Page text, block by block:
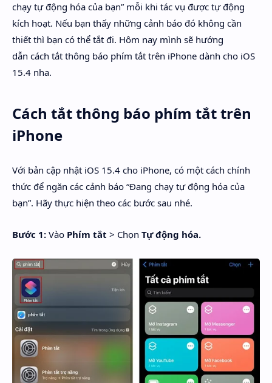
chạy tự động hóa của bạn” mỗi khi tác vụ được tự động
kích hoạt. Nếu bạn thấy những cảnh báo đó không cần
thiết thì bạn có thể tắt đi. Hôm nay mình sẽ hướng
dẫn cách tắt thông báo phím tắt trên iPhone dành cho iOS
15.4 nha.
Cách tắt thông báo phím tắt trên
iPhone
Với bản cập nhật iOS 15.4 cho iPhone, có một cách chính
thức để ngăn các cảnh báo “Đang chạy tự động hóa của
bạn”. Hãy thực hiện theo các bước sau nhé.
Bước 1: Vào Phím tắt > Chọn Tự động hóa.